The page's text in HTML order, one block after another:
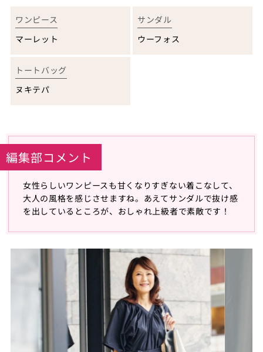
ワンピース
マーレット
サンダル
ウーフォス
トートバッグ
ヌキテパ
編集部コメント
女性らしいワンピースも甘くなりすぎない着こなして、
大人の風格を感じさせますね。あえてサンダルで抜け感
を出しているところが、おしゃれ上級者で素敵です！